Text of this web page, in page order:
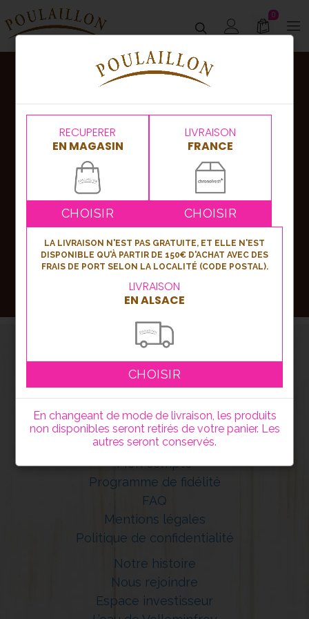
0
Abonnez-vous
à notre newsletter !
Nouveautés, bons plans ou événements,
soyez les premiers informés en vous
inscrivant à notre newsletter !
S'inscrire
Mon compte
Programme de fidélité
FAQ
Mentions légales
Politique de confidentialité
Notre histoire
Nous rejoindre
Espace investisseur
RECUPERER
EN MAGASIN
CHOISIR
LA LIVRAISON N'EST PAS GRATUITE, ET ELLE N'EST
DISPONIBLE QU'À PARTIR DE 150€ D'ACHAT AVEC DES
FRAIS DE PORT SELON LA LOCALITÉ (CODE POSTAL).
LIVRAISON
EN ALSACE
CHOISIR
LIVRAISON
FRANCE
CHOISIR
En changeant de mode de livraison, les produits
non disponibles seront retirés de votre panier. Les
autres seront conservés.